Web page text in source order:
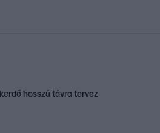
hosszú távra tervez